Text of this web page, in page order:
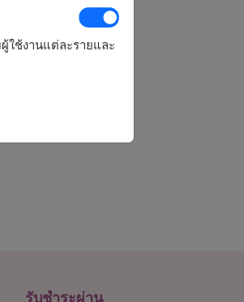
รับชำระผ่าน
ใช้งานแต่ละรายและ